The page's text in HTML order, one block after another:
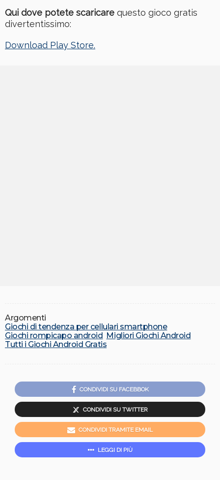
Qui dove potete scaricare questo gioco gratis
divertentissimo:
Download Play Store.
Argomenti
Giochi di tendenza per cellulari smartphone
Giochi rompicapo android
Migliori Giochi Android
Tutti i Giochi Android Gratis
CONDIVIDI SU FACEBBOK
CONDIVIDI SU TWITTER
CONDIVIDI TRAMITE EMAIL
LEGGI DI PIÙ